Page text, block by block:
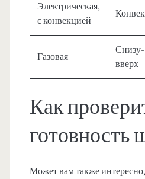
Электрическая,
с конвекцией
Газовая
Снизу-
вверх
Как
готовность
Может вам также